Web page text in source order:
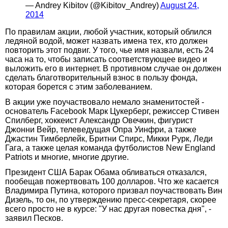
— Andrey Kibitov (@Kibitov_Andrey)August 24,
2014
По правилам акции, любой участник, который облился
ледяной водой, может назвать имена тех, кто должен
повторить этот подвиг. У того, чье имя назвали, есть 24
часа на то, чтобы записать соответствующее видео и
выложить его в интернет. В противном случае он должен
сделать благотворительный взнос в пользу фонда,
которая борется с этим заболеванием.
В акции уже поучаствовало немало знаменитостей -
основатель Facebook Марк Цукерберг, режиссер Стивен
Спилберг, хоккеист Александр Овечкин, фигурист
Джонни Вейр, телеведущая Опра Уинфри, а также
Джастин Тимберлейк, Бритни Спирс, Микки Рурк, Леди
Гага, а также целая команда футболистов New England
Patriots и многие, многие другие.
Президент США Барак Обама обливаться отказался,
пообещав пожертвовать 100 долларов. Что же касается
Владимира Путина, которого призвал поучаствовать Вин
Дизель, то он, по утверждению пресс-секретаря, скорее
всего просто не в курсе: "У нас другая повестка дня", -
заявил Песков.